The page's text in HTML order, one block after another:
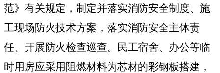
范》有关规定，制定并落实消防安全制度、施
工现场防火技术方案，落实消防安全主体责
任、开展防火检查巡查。民工宿舍、办公等临
时用房应采用阻燃材料为芯材的彩钢板搭建，